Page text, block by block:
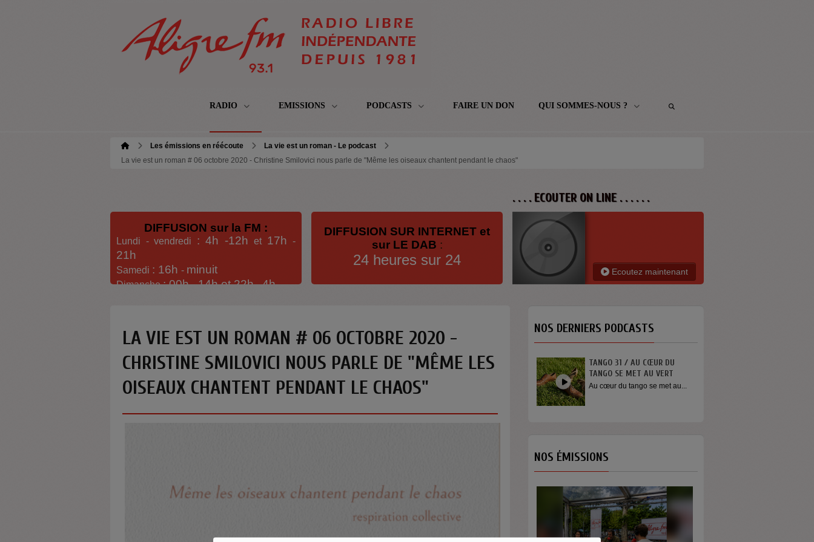
RADIO EMISSIONS PODCASTS FAIRE UN DON QUI SOMMES-NOUS ?
Les émissions en réécoute
La vie est un roman - Le podcast
La vie est un roman # 06 octobre 2020 - Christine Smilovici nous parle de "Même les oiseaux chantent pendant le chaos"
DIFFUSION sur la FM :
Lundi - vendredi : 4h -12h et 17h -
21h
Samedi : 16h - minuit
Dimanche: 00h -14h et 22h-4h
DIFFUSION SUR INTERNET et
sur LE DAB :
24 heures sur 24
. . . . ECOUTER ON LINE . . . . . .
Ecoutez maintenant
LA VIE EST UN ROMAN # 06 OCTOBRE 2020 -
CHRISTINE SMILOVICI NOUS PARLE DE "MÊME LES
OISEAUX CHANTENT PENDANT LE CHAOS"
NOS DERNIERS PODCASTS
TANGO 31 / AU CŒUR DU
TANGO SE MET AU VERT
Au cœur du tango se met au...
NOS ÉMISSIONS